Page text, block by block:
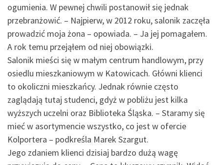
ogumienia. W pewnej chwili postanowił się jednak
przebranżowić. – Najpierw, w 2012 roku, salonik zaczęła
prowadzić moja żona – opowiada. – Ja jej pomagałem.
A rok temu przejąłem od niej obowiązki.
Salonik mieści się w małym centrum handlowym, przy
osiedlu mieszkaniowym w Katowicach. Główni klienci
to okoliczni mieszkańcy. Jednak równie często
zaglądają tutaj studenci, gdyż w pobliżu jest kilka
wyższych uczelni oraz Biblioteka Śląska. – Staramy się
mieć w asortymencie wszystko, co jest w ofercie
Kolportera – podkreśla Marek Szargut.
Jego zdaniem klienci dzisiaj bardzo dużą wagę